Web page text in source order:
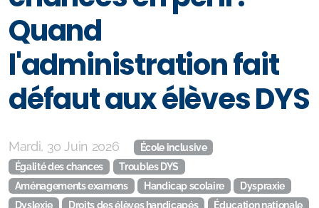
Quand
l'administration fait
défaut aux élèves DYS
Égalité des chances
Troubles DYS
Aménagements examens
Handicap scolaire
Dyslexie
Droits des élèves handicapés Éducation nationale
Mes Podcasts
Quartier Libre
Les Vies Extraordinaires